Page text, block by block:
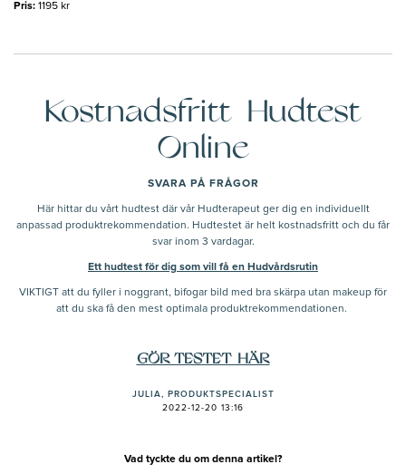
Pris: 1195 kr
Kostnadsfritt Hudtest
Online
SVARA PÅ FRÅGOR
Här hittar du vårt hudtest där vår Hudterapeut ger dig en individuellt
anpassad produktrekommendation. Hudtestet är helt kostnadsfritt och du får
svar inom 3 vardagar.
Ett hudtest för dig som vill få en Hudvårdsrutin
VIKTIGT att du fyller i noggrant, bifogar bild med bra skärpa utan makeup för
att du ska få den mest optimala produktrekommendationen.
GÖR TESTET HÄR
JULIA, PRODUKTSPECIALIST
2022-12-20 13:16
Vad tyckte du om denna artikel?